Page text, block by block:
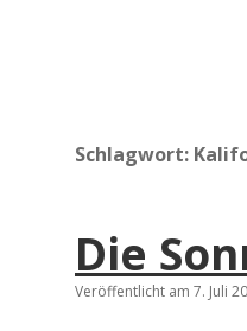
Schlagwort:
Die
Veröffentlicht am 7. Juli